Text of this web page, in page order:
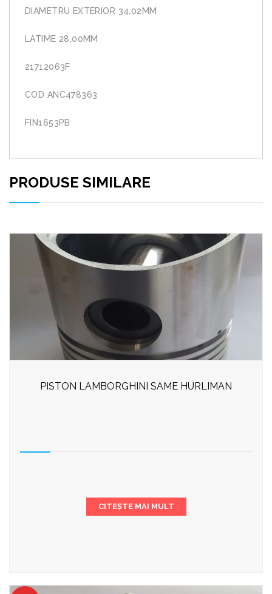
DIAMETRU EXTERIOR 34,02MM
LATIME 28,00MM
21712063F
COD ANC478363
FIN1653PB
PRODUSE SIMILARE
PISTON LAMBORGHINI SAME HURLIMAN
CITEȘTE MAI MULT